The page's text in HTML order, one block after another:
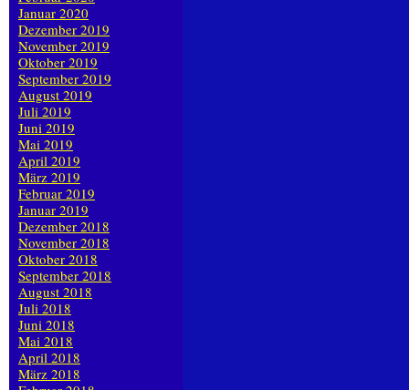
Januar 2020
Dezember 2019
November 2019
Oktober 2019
September 2019
August 2019
Juli 2019
Juni 2019
Mai 2019
April 2019
März 2019
Februar 2019
Januar 2019
Dezember 2018
November 2018
Oktober 2018
September 2018
August 2018
Juli 2018
Juni 2018
Mai 2018
April 2018
März 2018